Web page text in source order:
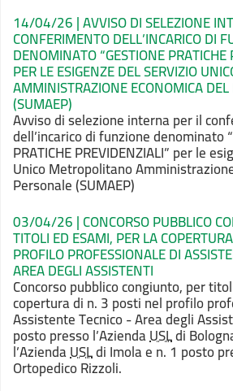
14/04/26 | AVVISO DI SELEZIONE
CONFERIMENTO DELL’INCARICO DI
DENOMINATO “GESTIONE
PER LE ESIGENZE DEL SERVIZIO
AMMINISTRAZIONE ECONOMICA
(SUMAEP)
Avviso di selezione interna peril
dell’incarico di funzione denominato
PRATICHEPREVIDENZIALI” per le
Unico Metropolitano
Personale (SUMAEP)
03/04/26 | CONCORSO PUBBLICO
TITOLI ED ESAMI, PER LA
PROFILO PROFESSIONALE DI
AREA DEGLI ASSISTENTI
Concorso pubblico congiunto, per
copertura di n. 3 posti nel profilo
Assistente Tecnico- Area degli
posto presso l’AziendaUSLdi
l’AziendaUSLdi Imola e n. 1 posto
OrtopedicoRizzoli.